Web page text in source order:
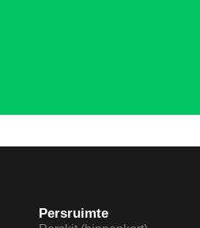
Persruimte